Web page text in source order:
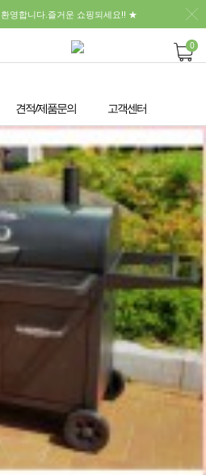
영합니다.즐거운 쇼핑되세요!! ★
0
견적/제품문의 고객센터